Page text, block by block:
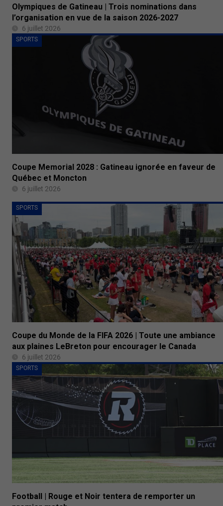
Olympiques de Gatineau | Trois nominations dans
l’organisation en vue de la saison 2026-2027
6 juillet 2026
SPORTS
Coupe Memorial 2028 : Gatineau ignorée en faveur de
Québec et Moncton
6 juillet 2026
SPORTS
Coupe du Monde de la FIFA 2026 | Toute une ambiance
aux plaines LeBreton pour encourager le Canada
6 juillet 2026
SPORTS
Football | Rouge et Noir tentera de remporter un